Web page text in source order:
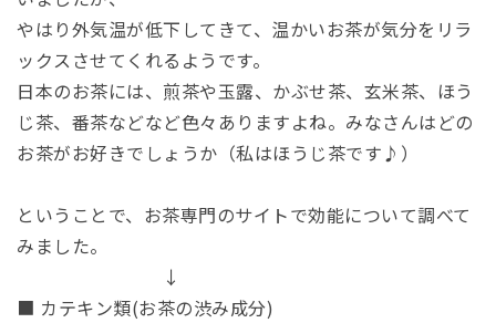
やはり外気温が低下してきて、温かいお茶が気分をリラ
ックスさせてくれるようです。
日本のお茶には、煎茶や玉露、かぶせ茶、玄米茶、ほう
じ茶、番茶などなど色々ありますよね。みなさんはどの
お茶がお好きでしょうか（私はほうじ茶です♪）
ということで、お茶専門のサイトで効能について調べて
みました。
↓
■ カテキン類(お茶の渋み成分)